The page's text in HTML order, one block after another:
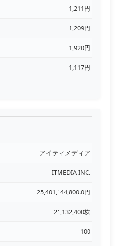
1,211円
1,209円
1,920円
1,117円
アイティメディア
ITMEDIA INC.
25,401,144,800.0円
21,132,400株
100